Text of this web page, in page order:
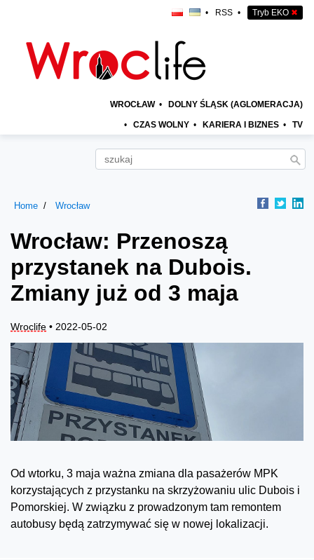
• RSS • Tryb EKO ✖
WROCŁAW • DOLNY ŚLĄSK (AGLOMERACJA)
• CZAS WOLNY • KARIERA I BIZNES • TV
Home Wrocław
Wrocław: Przenoszą
przystanek na Dubois.
Zmiany już od 3 maja
Wroclife • 2022-05-02
Od wtorku, 3 maja ważna zmiana dla pasażerów MPK
korzystających z przystanku na skrzyżowaniu ulic Dubois i
Pomorskiej. W związku z prowadzonym tam remontem
autobusy będą zatrzymywać się w nowej lokalizacji.